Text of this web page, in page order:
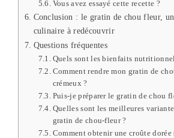
Vous avez essayé cette recette ?
Conclusion : le gratin de chou fleur,
culinaire à redécouvrir
Questions fréquentes
Quels sont les bienfaits
Comment rendre mon gratin de
crémeux ?
Puis-je préparer le gratin de chou
Quelles sont les meilleures
gratin de chou-fleur ?
Comment obtenir une croûte dorée